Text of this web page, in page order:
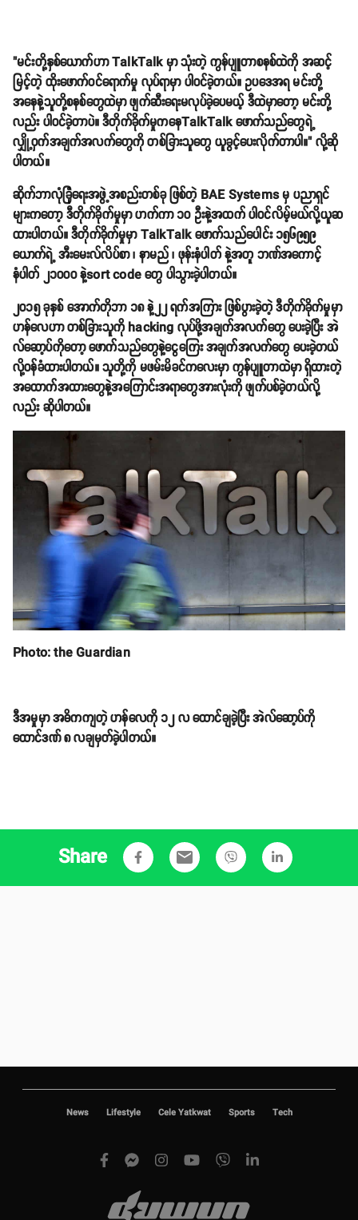
"မင်းတို့နှစ်ယောက်ဟာ TalkTalk မှာ သုံးတဲ့ ကွန်ပျူတာစနစ်ထဲကို အဆင့်
မြင့်တဲ့ ထိုးဖောက်ဝင်ရောက်မှု လုပ်ရာမှာ ပါဝင်ခဲ့တယ်။ ဥပဒေအရ မင်းတို့
အနေနဲ့သူတို့စနစ်တွေထဲမှာ ဖျက်ဆီးရေးမလုပ်ခဲ့ပေမယ့် ဒီထဲမှာတော့ မင်းတို့
လည်း ပါဝင်ခဲ့တာပဲ။ ဒီတိုက်ခိုက်မှုကနေTalkTalk ဖောက်သည်တွေရဲ့
လျှို့ဝှက်အချက်အလက်တွေကို တစ်ခြားသူတွေ ယူခွင့်ပေးလိုက်တာပါ။" လို့ဆို
ပါတယ်။
ဆိုက်ဘာလုံခြုံရေးအဖွဲ့အစည်းတစ်ခု ဖြစ်တဲ့ BAE Systems မှ ပညာရှင်
များကတော့ ဒီတိုက်ခိုက်မှုမှာ ဟက်ကာ ၁၀ ဦးနဲ့အထက် ပါဝင်လိမ့်မယ်လို့ယူဆ
ထားပါတယ်။ ဒီတိုက်ခိုက်မှုမှာ TalkTalk ဖောက်သည်ပေါင်း ၁၅၆၉၅၉
ယောက်ရဲ့ အီးမေးလ်လိပ်စာ ၊ နာမည် ၊ ဖုန်းနံပါတ် နဲ့အတူ ဘဏ်အကောင့်
နံပါတ် ၂၁၀၀၀ နဲ့sort code တွေ ပါသွားခဲ့ပါတယ်။
၂၀၁၅ ခုနှစ် အောက်တိုဘာ ၁၈ နဲ့၂၂ ရက်အကြား ဖြစ်ပွားခဲ့တဲ့ ဒီတိုက်ခိုက်မှုမှာ
ဟန်လေဟာ တစ်ခြားသူကို hacking လုပ်ဖို့အချက်အလက်တွေ ပေးခဲ့ပြီး အဲ
လ်ဆော့ပ်ကိုတော့ ဖောက်သည်တွေနဲ့ငွေကြေး အချက်အလက်တွေ ပေးခဲ့တယ်
လို့ဝန်ခံထားပါတယ်။ သူတို့ကို မဖမ်းမိခင်ကလေးမှာ ကွန်ပျူတာထဲမှာ ရှိထားတဲ့
အထောက်အထားတွေနဲ့အကြောင်းအရာတွေအားလုံးကို ဖျက်ပစ်ခဲ့တယ်လို့
လည်း ဆိုပါတယ်။
Photo: the Guardian
ဒီအမှုမှာ အဓိကကျတဲ့ ဟန်လေကို ၁၂ လ ထောင်ချခဲ့ပြီး အဲလ်ဆော့ပ်ကို
ထောင်ဒဏ် ၈ လချမှတ်ခဲ့ပါတယ်။
Share email
News Lifestyle Cele Yatkwat Sports Tech